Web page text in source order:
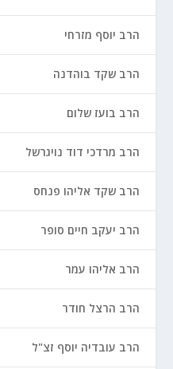
הרב יוסף מזרחי
הרב שקד בוהדנה
הרב בועז שלום
הרב מרדכי דוד נויגרשל
הרב שקד אליהו פנחס
הרב יעקב חיים סופר
הרב אליהו עמר
הרב הרצל חודר
הרב עובדיה יוסף זצ"ל